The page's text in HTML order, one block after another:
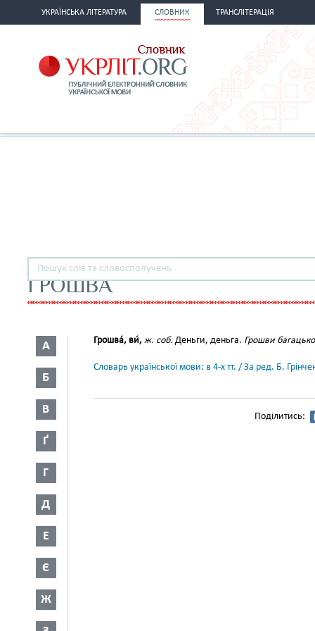
УКРАЇНСЬКА ЛІТЕРАТУРА СЛОВНИК ТРАНСЛІТЕРАЦІЯ
ГРОШВА
А
Б
В
Ґ
Г
Д
Е
Є
Ж
Грошва́, ви́, ж. соб. Деньги, деньга. Грошви
Словарь української мови: в 4-х тт. / За ред. Б.
Поділитись: